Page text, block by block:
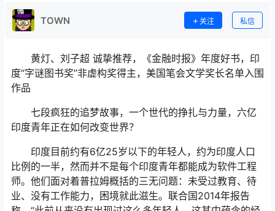
TOWN 关注 私信
黄灯、刘子超 诚挚推荐，《金融时报》年度好书，印
度“字谜图书奖”非虚构奖得主，美国笔会文学奖长名单入围
作品
七段疯狂的追梦故事，一个世代的挣扎与力量，六亿
印度青年正在如何改变世界？
印度目前约有6亿25岁以下的年轻人，约为印度人口
比例的一半，然而并不是每个印度青年都能成为软件工程
师。他们面对着普拉姆概括的三无问题：未受过教育、待
业、没有工作能力，困境就此滋生。联合国2014年报告